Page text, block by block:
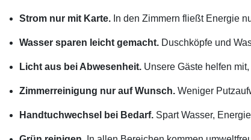
Strom nur mit Karte. In den Zimmern fließt Energie
Wasser sparen leicht gemacht. Duschköpfe und
Licht aus bei Abwesenheit. Unsere Gäste helfen
Zimmerreinigung nur auf Wunsch. Weniger
Handtuchwechsel bei Bedarf. Spart Wasser,